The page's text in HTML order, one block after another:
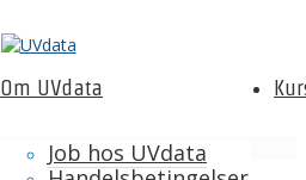
Om UVdata
Job hos UVdata